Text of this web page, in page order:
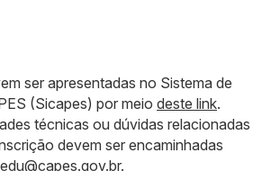
ser apresentadas no Sistema de
(Sicapes) por meio deste link.
técnicas ou dúvidas relacionadas
devem ser encaminhadas
.